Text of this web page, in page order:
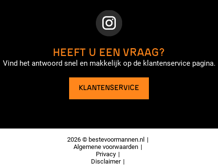
HEEFT U EEN VRAAG?
Vind het antwoord snel en makkelijk op de klantenservice pagina.
KLANTENSERVICE
2026 © bestevoormannen.nl
Algemene voorwaarden
Privacy
Disclaimer